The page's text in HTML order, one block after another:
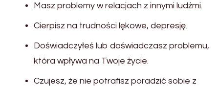
Masz problemy w relacjach z innymi ludźmi.
Cierpisz na trudności lękowe, depresję.
Doświadczyłeś lub doświadczasz problemu,
która wpływa na Twoje życie.
Czujesz, że nie potrafisz poradzić sobie z